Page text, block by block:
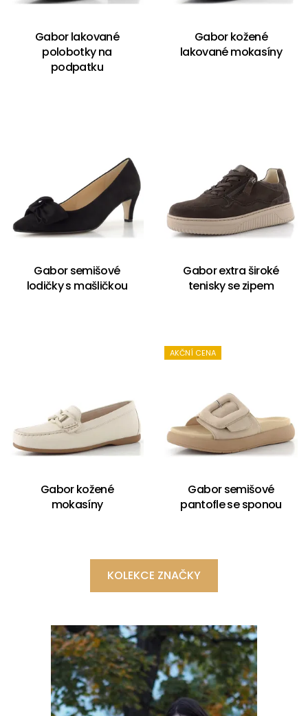
Gabor lakované
polobotky na
podpatku
Gabor kožené
lakované mokasíny
Gabor semišové
lodičky s mašličkou
Gabor extra široké
tenisky se zipem
Gabor kožené
mokasíny
AKČNÍ CENA
Gabor semišové
pantofle se sponou
KOLEKCE ZNAČKY